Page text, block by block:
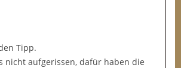
Tipp.
nicht aufgerissen, dafür haben die